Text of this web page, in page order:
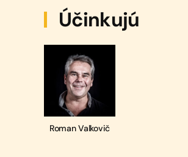
Účinkujú
Roman Valkovič